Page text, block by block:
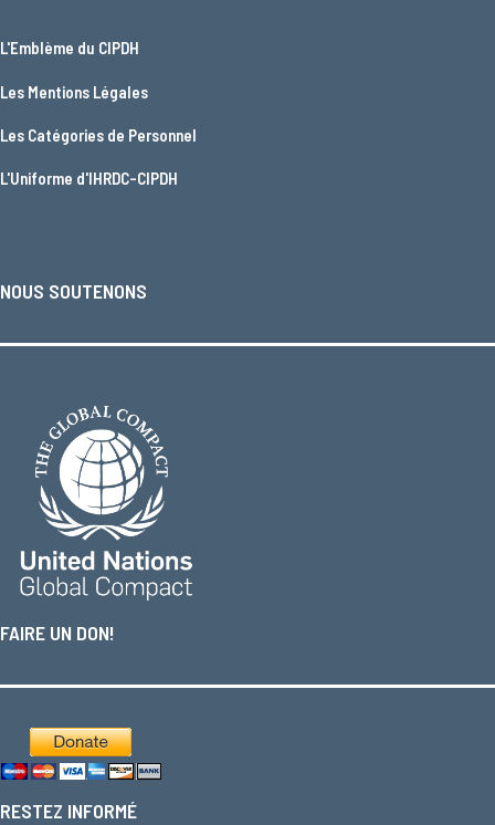
L'Emblème du CIPDH
Les Mentions Légales
Les Catégories de Personnel
L'Uniforme d'IHRDC-CIPDH
NOUS SOUTENONS
FAIRE UN DON!
RESTEZ INFORMÉ